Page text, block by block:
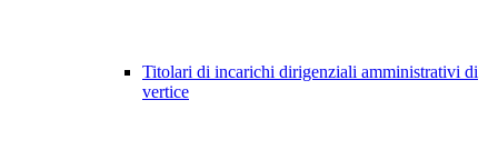
Titolari di incarichi dirigenziali amministrativi di
vertice